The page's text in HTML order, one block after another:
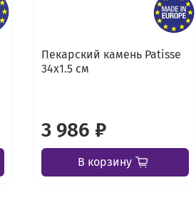
Пекарский камень Patisse
34х1.5 см
3 986 ₽
В корзину